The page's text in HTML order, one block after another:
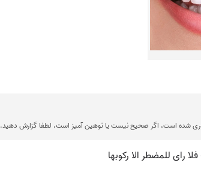
شده است، اگر صحیح نیست یا توهین آمیز است، لطفا گزارش دهید.
رای للمضطر الا رکوبها